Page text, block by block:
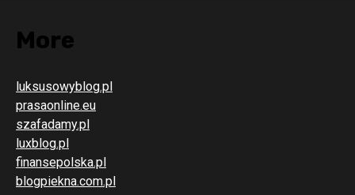
More
luksusowyblog.pl
prasaonline.eu
szafadamy.pl
luxblog.pl
finansepolska.pl
blogpiekna.com.pl